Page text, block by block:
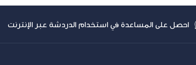
احصل على المساعدة في استخدام الدردشة عبر الإنترنت